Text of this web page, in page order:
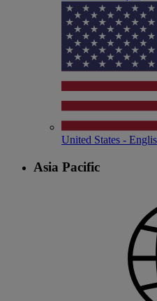
United States -
Asia Pacific